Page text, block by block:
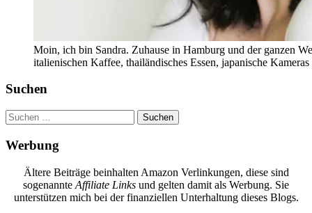
Moin, ich bin Sandra. Zuhause in Hamburg und der ganzen
italienischen Kaffee, thailändisches Essen, japanische
Suchen
Suchen
nach:
Werbung
Ältere Beiträge beinhalten Amazon Verlinkungen, diese sind
sogenannte Affiliate Links und gelten damit als Werbung. Sie
unterstützen mich bei der finanziellen Unterhaltung dieses Blogs.